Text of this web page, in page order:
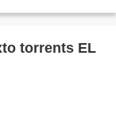
torrents EL